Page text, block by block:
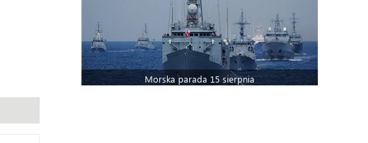
Morska parada 15 sierpnia